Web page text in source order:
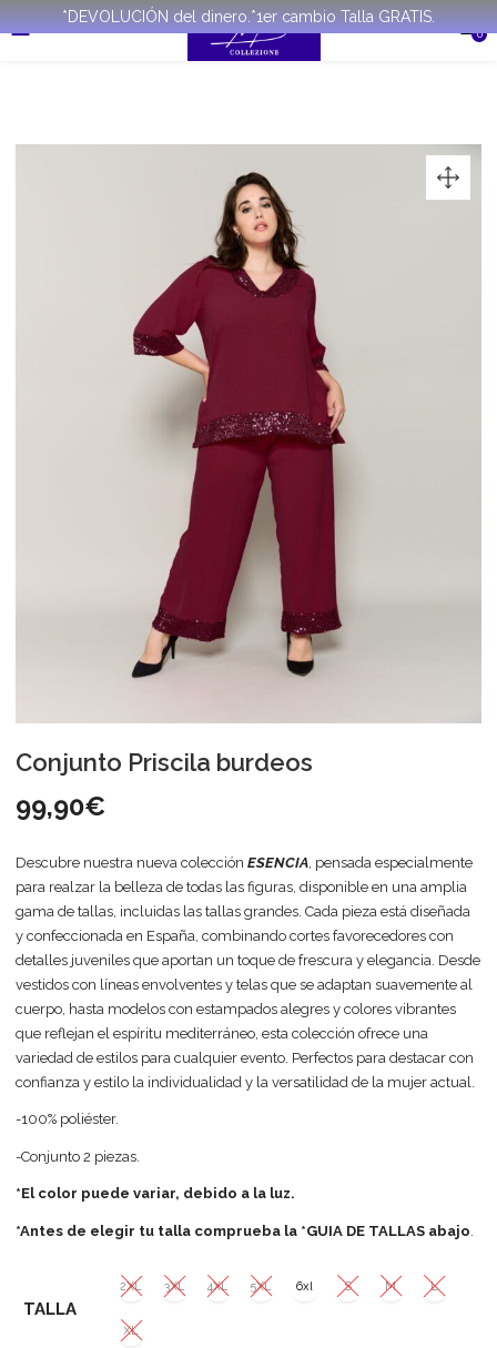
*DEVOLUCIÓN del dinero.*1er cambio Talla GRATIS.
0
Conjunto Priscila burdeos
99,90€
Descubre nuestra nueva colecciónESENCIA , pensada especialmente
para realzar la belleza de todas las figuras, disponible en una amplia
gama de tallas, incluidas las tallas grandes. Cada pieza está diseñada
y confeccionada en España, combinando cortes favorecedores con
detalles juveniles que aportan un toque de frescura y elegancia. Desde
vestidos con líneas envolventes y telas que se adaptan suavemente al
cuerpo, hasta modelos con estampados alegres y colores vibrantes
que reflejan el espíritu mediterráneo, esta colección ofrece una
variedad de estilos para cualquier evento. Perfectos para destacar con
confianza y estilo la individualidad y la versatilidad de la mujer actual.
-100% poliéster.
-Conjunto 2 piezas.
*El color puede variar, debido a la luz.
*Antes de elegir tu talla comprueba la *GUIA DE TALLAS abajo
TALLA
2XL 3XL 4XL 5XL 6xl S M L
XL